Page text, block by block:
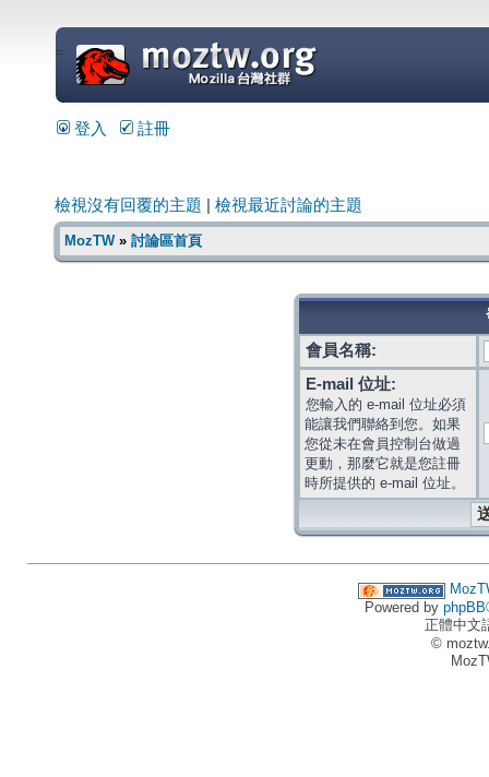
=
登入 註冊
檢視沒有回覆的主題 檢視最近討論的主題
MozTW» 討論區首頁
會員名稱:
E-mail 位址:
您輸入的 e-mail 位址必須
能讓我們聯絡到您。如果
您從未在會員控制台做過
更動，那麼它就是您註冊
時所提供的 e-mail 位址。
Powered by phpBB
正體中文
©